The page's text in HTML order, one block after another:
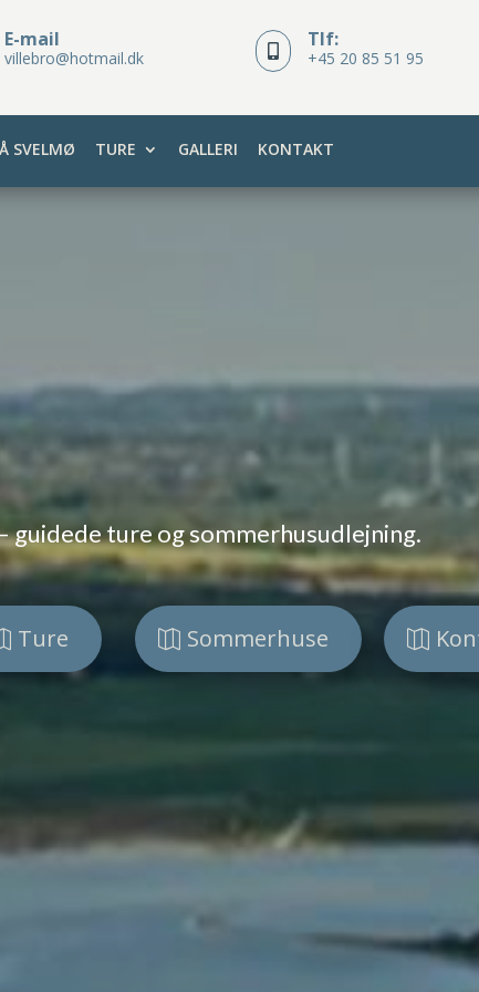
E-mail
villebro@hotmail.dk
Tlf:
+45 20 85 51 95
SVELMØ TURE GALLERI KONTAKT
guidede ture og sommerhusudlejning.
Ture Sommerhuse